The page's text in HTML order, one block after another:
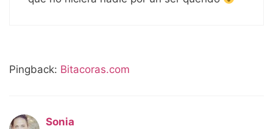
Pingback: Bitacoras.com
Sonia